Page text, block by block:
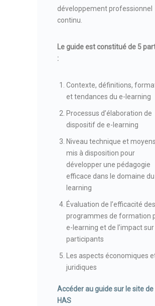
développement professionnel
continu.
Le guide est constitué de 5
:
Contexte, définitions,
et tendances du e-learning
Processus d’élaboration de
dispositif de e-learning
Niveau technique et moyens
mis à disposition pour
développer une pédagogie
efficace dans le domaine
learning
Évaluation de l’efficacité des
programmes de formation
e-learning et de l’impact sur
participants
Les aspects économiques
juridiques
Accéder au guide sur le site de
HAS